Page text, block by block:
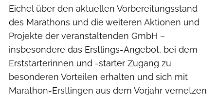
Eichel über den aktuellen Vorbereitungsstand
des Marathons und die weiteren Aktionen und
Projekte der veranstaltenden GmbH –
insbesondere das Erstlings-Angebot, bei dem
Erststarterinnen und -starter Zugang zu
besonderen Vorteilen erhalten und sich mit
Marathon-Erstlingen aus dem Vorjahr vernetzen